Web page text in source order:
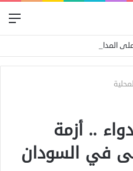
.. أزمة
في السودان